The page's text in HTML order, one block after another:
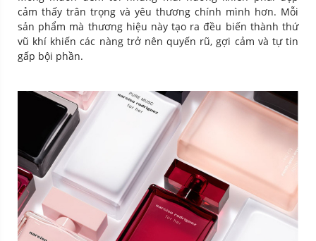
cảm thấy trân trọng và yêu thương chính mình hơn. Mỗi
sản phẩm mà thương hiệu này tạo ra đều biến thành thứ
vũ khí khiến các nàng trở nên quyến rũ, gợi cảm và tự tin
gấp bội phần.